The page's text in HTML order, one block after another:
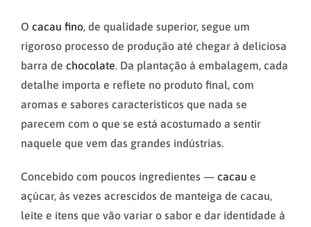
O cacau fino, de qualidade superior, segue um
rigoroso processo de produção até chegar à deliciosa
barra de chocolate. Da plantação à embalagem, cada
detalhe importa e reflete no produto final, com
aromas e sabores característicos que nada se
parecem com o que se está acostumado a sentir
naquele que vem das grandes indústrias.
Concebido com poucos ingredientes — cacau e
açúcar, às vezes acrescidos de manteiga de cacau,
leite e itens que vão variar o sabor e dar identidade à